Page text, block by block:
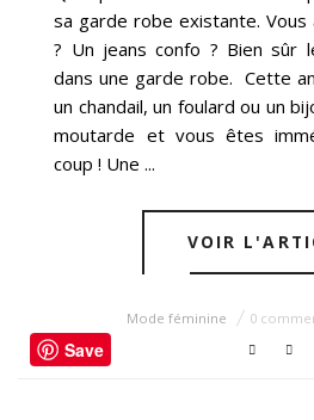
sa garde robe existante.
? Un jeans confo ? Bien sûr
dans une garde robe. Cette
un chandail, un foulard ou un
moutarde et vous êtes
coup ! Une ...
VOIR
Mode féminine 0
Save